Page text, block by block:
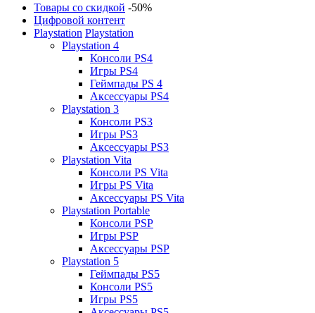
Товары со скидкой -50%
Цифровой контент
Playstation Playstation
Playstation 4
Консоли PS4
Игры PS4
Геймпады PS 4
Аксессуары PS4
Playstation 3
Консоли PS3
Игры PS3
Аксессуары PS3
Playstation Vita
Консоли PS Vita
Игры PS Vita
Аксессуары PS Vita
Playstation Portable
Консоли PSP
Игры PSP
Аксессуары PSP
Playstation 5
Геймпады PS5
Консоли PS5
Игры PS5